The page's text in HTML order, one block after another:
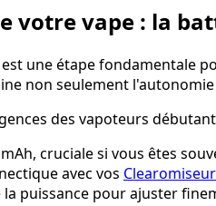
votre vape : la
une étape fondamentale
non seulement
des vapoteurs
cruciale si vous êtes
avec vos
puissance pour ajuster